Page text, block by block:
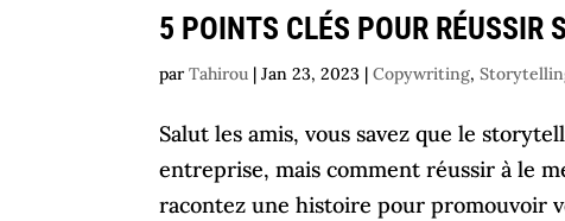
5 POINTS CLÉS POUR RÉUSSIR
parTahirou |Jan 23, 2023 |Copywriting,
Salut les amis, vous savez que le
entreprise, mais comment réussir à le
racontez une histoire pour promouvoir